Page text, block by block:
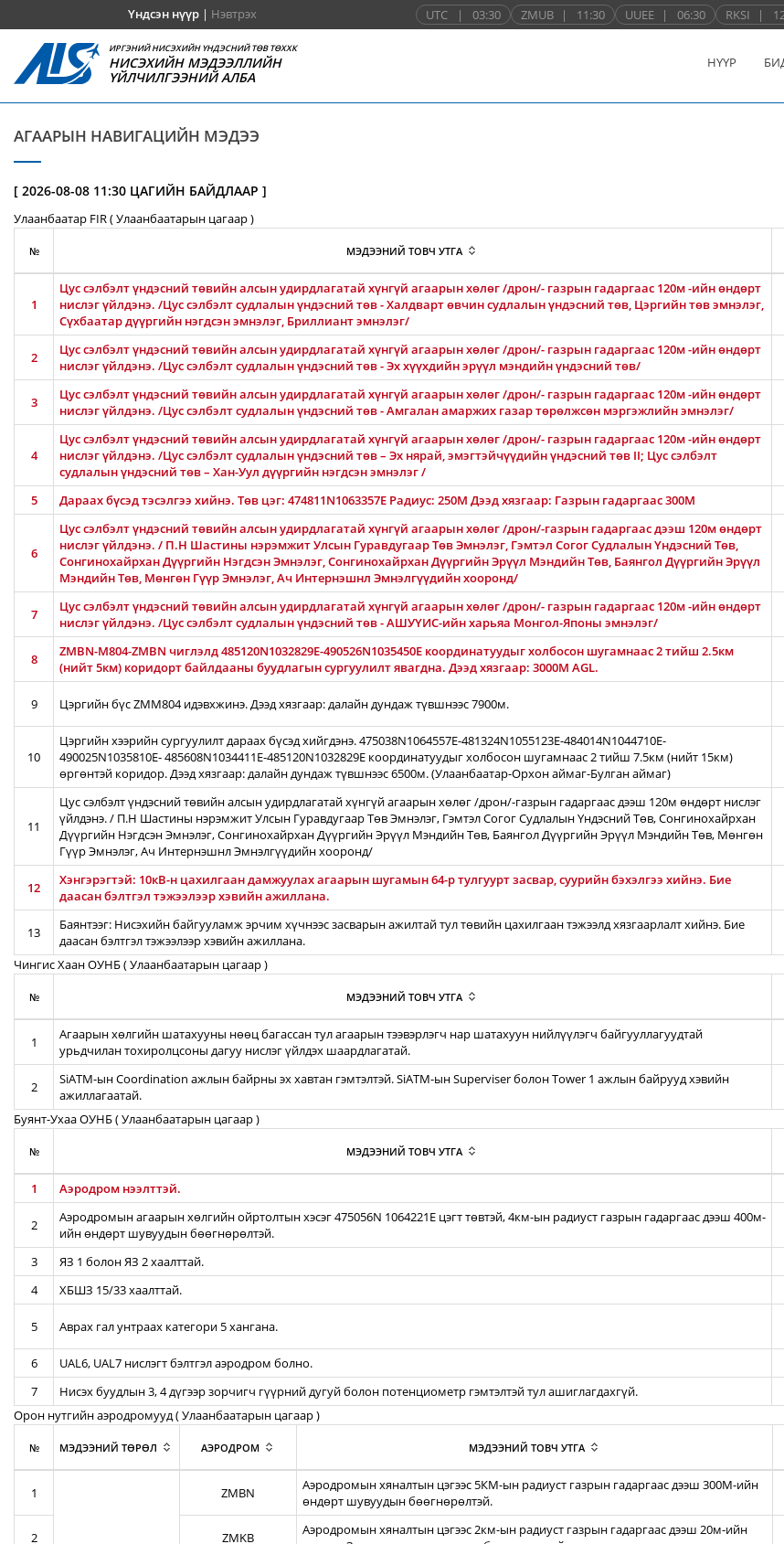
Үндсэн нүүр| Нэвтрэх UTC | 03:30 ZMUB | 11:30 UUEE | 06:30 RKSI |
ИРГЭНИЙ НИСЭХИЙН ҮНДЭСНИЙ ТӨВ ТӨХХК
НИСЭХИЙН МЭДЭЭЛЛИЙН
ҮЙЛЧИЛГЭЭНИЙ АЛБА
НҮҮР
АГААРЫН НАВИГАЦИЙН МЭДЭЭ
[ 2026-08-08 11:30 ЦАГИЙН БАЙДЛААР ]
Улаанбаатар FIR ( Улаанбаатарын цагаар )
№ МЭДЭЭНИЙ ТОВЧ УТГА
1
Цус сэлбэлт үндэсний төвийн алсын удирдлагатай хүнгүй агаарын хөлөг /дрон/- газрын гадаргаас 120м -ийн өндөрт
нислэг үйлдэнэ. /Цус сэлбэлт судлалын үндэсний төв - Халдварт өвчин судлалын үндэсний төв, Цэргийн төв эмнэлэг,
Сүхбаатар дүүргийн нэгдсэн эмнэлэг, Бриллиант эмнэлэг/
2
Цус сэлбэлт үндэсний төвийн алсын удирдлагатай хүнгүй агаарын хөлөг /дрон/- газрын гадаргаас 120м -ийн өндөрт
нислэг үйлдэнэ. /Цус сэлбэлт судлалын үндэсний төв - Эх хүүхдийн эрүүл мэндийн үндэсний төв/
3
Цус сэлбэлт үндэсний төвийн алсын удирдлагатай хүнгүй агаарын хөлөг /дрон/- газрын гадаргаас 120м -ийн өндөрт
нислэг үйлдэнэ. /Цус сэлбэлт судлалын үндэсний төв - Амгалан амаржих газар төрөлжсөн мэргэжлийн эмнэлэг/
4
Цус сэлбэлт үндэсний төвийн алсын удирдлагатай хүнгүй агаарын хөлөг /дрон/- газрын гадаргаас 120м -ийн өндөрт
нислэг үйлдэнэ. /Цус сэлбэлт судлалын үндэсний төв – Эх нярай, эмэгтэйчүүдийн үндэсний төв II; Цус сэлбэлт
судлалын үндэсний төв – Хан-Уул дүүргийн нэгдсэн эмнэлэг /
5 Дараах бүсэд тэсэлгээ хийнэ. Төв цэг: 474811N1063357E Радиус: 250М Дээд хязгаар: Газрын гадаргаас 300M
6
Цус сэлбэлт үндэсний төвийн алсын удирдлагатай хүнгүй агаарын хөлөг /дрон/-газрын гадаргаас дээш 120м өндөрт
нислэг үйлдэнэ. / П.Н Шастины нэрэмжит Улсын Гуравдугаар Төв Эмнэлэг, Гэмтэл Согог Судлалын Үндэсний Төв,
Сонгинохайрхан Дүүргийн Нэгдсэн Эмнэлэг, Сонгинохайрхан Дүүргийн Эрүүл Мэндийн Төв, Баянгол Дүүргийн Эрүүл
Мэндийн Төв, Мөнгөн Гүүр Эмнэлэг, Ач Интернэшнл Эмнэлгүүдийн хооронд/
7
Цус сэлбэлт үндэсний төвийн алсын удирдлагатай хүнгүй агаарын хөлөг /дрон/- газрын гадаргаас 120м -ийн өндөрт
нислэг үйлдэнэ. /Цус сэлбэлт судлалын үндэсний төв - АШУҮИС-ийн харьяа Монгол-Японы эмнэлэг/
8
ZMBN-M804-ZMBN чиглэлд 485120N1032829E-490526N1035450E координатуудыг холбосон шугамнаас 2 тийш 2.5км
(нийт 5км) коридорт байлдааны буудлагын сургуулилт явагдна. Дээд хязгаар: 3000М AGL.
9 Цэргийн бүс ZMM804 идэвхжинэ. Дээд хязгаар: далайн дундаж түвшнээс 7900м.
10
Цэргийн хээрийн сургуулилт дараах бүсэд хийгдэнэ. 475038N1064557E-481324N1055123E-484014N1044710E-
490025N1035810E- 485608N1034411E-485120N1032829E координатуудыг холбосон шугамнаас 2 тийш 7.5км (нийт 15км)
өргөнтэй коридор. Дээд хязгаар: далайн дундаж түвшнээс 6500м. (Улаанбаатар-Орхон аймаг-Булган аймаг)
11
Цус сэлбэлт үндэсний төвийн алсын удирдлагатай хүнгүй агаарын хөлөг /дрон/-газрын гадаргаас дээш 120м өндөрт нислэг
үйлдэнэ. / П.Н Шастины нэрэмжит Улсын Гуравдугаар Төв Эмнэлэг, Гэмтэл Согог Судлалын Үндэсний Төв, Сонгинохайрхан
Дүүргийн Нэгдсэн Эмнэлэг, Сонгинохайрхан Дүүргийн Эрүүл Мэндийн Төв, Баянгол Дүүргийн Эрүүл Мэндийн Төв, Мөнгөн
Гүүр Эмнэлэг, Ач Интернэшнл Эмнэлгүүдийн хооронд/
12
Хэнгэрэгтэй: 10кВ-н цахилгаан дамжуулах агаарын шугамын 64-р тулгуурт засвар, суурийн бэхэлгээ хийнэ. Бие
даасан бэлтгэл тэжээлээр хэвийн ажиллана.
13
Баянтээг: Нисэхийн байгууламж эрчим хүчнээс засварын ажилтай тул төвийн цахилгаан тэжээлд хязгаарлалт хийнэ. Бие
даасан бэлтгэл тэжээлээр хэвийн ажиллана.
Чингис Хаан ОУНБ ( Улаанбаатарын цагаар )
№ МЭДЭЭНИЙ ТОВЧ УТГА
1
Агаарын хөлгийн шатахууны нөөц багассан тул агаарын тээвэрлэгч нар шатахуун нийлүүлэгч байгууллагуудтай
урьдчилан тохиролцсоны дагуу нислэг үйлдэх шаардлагатай.
2
SiATM-ын Coordination ажлын байрны эх хавтан гэмтэлтэй. SiATM-ын Superviser болон Tower 1 ажлын байрууд хэвийн
ажиллагаатай.
Буянт-Ухаа ОУНБ ( Улаанбаатарын цагаар )
№ МЭДЭЭНИЙ ТОВЧ УТГА
1 Аэродром нээлттэй.
2
Аэродромын агаарын хөлгийн ойртолтын хэсэг 475056N 1064221E цэгт төвтэй, 4км-ын радиуст газрын гадаргаас дээш 400м-
ийн өндөрт шувуудын бөөгнөрөлтэй.
3 ЯЗ 1 болон ЯЗ 2 хаалттай.
4
ХБШЗ 15/33 хаалттай.
5 Аврах гал унтраах категори 5 хангана.
6 UAL6, UAL7 нислэгт бэлтгэл аэродром болно.
7
Нисэх буудлын 3, 4 дүгээр зорчигч гүүрний дугуй болон потенциометр гэмтэлтэй тул ашиглагдахгүй.
Орон нутгийн аэродромууд ( Улаанбаатарын цагаар )
№ МЭДЭЭНИЙ ТӨРӨЛ АЭРОДРОМ МЭДЭЭНИЙ ТОВЧ УТГА
1 ZMBN
Аэродромын хяналтын цэгээс 5КМ-ын радиуст газрын гадаргаас дээш 300М-ийн
өндөрт шувуудын бөөгнөрөлтэй.
2 ZMKB
Аэродромын хяналтын цэгээс 2км-ын радиуст газрын гадаргаас дээш 20м-ийн